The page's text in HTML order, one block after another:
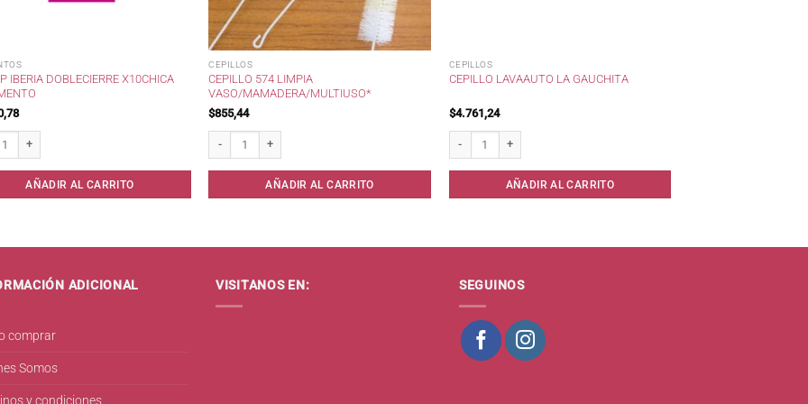
IBERIA DOBLECIERRE X10CHICA
AÑADIR AL CARRITO
CEPILLOS
CEPILLO 574 LIMPIA
VASO/MAMADERA/MULTIUSO*
$855,44
AÑADIR AL CARRITO
CEPILLOS
CEPILLO LAVAAUTO LA GAUCHITA
$4.761,24
AÑADIR AL CARRITO
ADICIONAL
comprar
Somos
VISITANOS EN: SEGUINOS